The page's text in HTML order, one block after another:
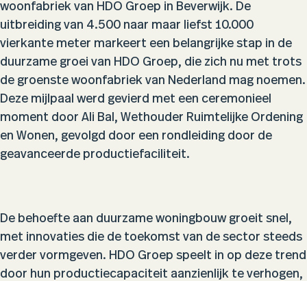
woonfabriek van HDO Groep in Beverwijk. De
uitbreiding van 4.500 naar maar liefst 10.000
vierkante meter markeert een belangrijke stap in de
duurzame groei van HDO Groep, die zich nu met trots
de groenste woonfabriek van Nederland mag noemen.
Deze mijlpaal werd gevierd met een ceremonieel
moment door Ali Bal, Wethouder Ruimtelijke Ordening
en Wonen, gevolgd door een rondleiding door de
geavanceerde productiefaciliteit.
De behoefte aan duurzame woningbouw groeit snel,
met innovaties die de toekomst van de sector steeds
verder vormgeven. HDO Groep speelt in op deze trend
door hun productiecapaciteit aanzienlijk te verhogen,